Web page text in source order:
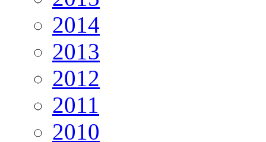
2014
2013
2012
2011
2010